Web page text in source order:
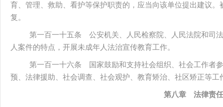
育、管理、救助、看护等保护职责的，应当向该单位提出建议
复。
第一百一十五条 公安机关、人民检察院、人民法院和司
人案件的特点，开展未成年人法治宣传教育工作。
第一百一十六条 国家鼓励和支持社会组织、社会工作者
预、法律援助、社会调查、社会观护、教育矫治、社区矫正等工
第八章 法律责